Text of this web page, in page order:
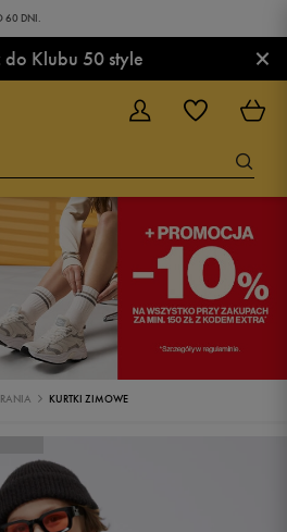
60 DNI.
do Klubu 50 style ×
KURTKI ZIMOWE